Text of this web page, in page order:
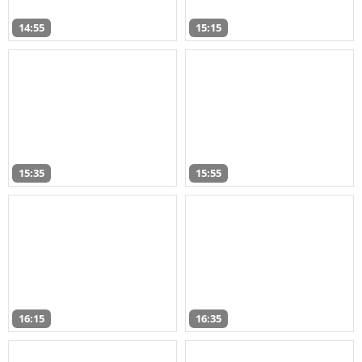
14:55 15:15
15:35 15:55
16:15 16:35